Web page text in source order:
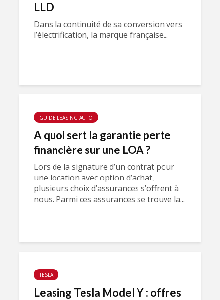
LLD
Dans la continuité de sa conversion vers
l’électrification, la marque française...
GUIDE LEASING AUTO
A quoi sert la garantie perte
financière sur une LOA ?
Lors de la signature d’un contrat pour
une location avec option d’achat,
plusieurs choix d’assurances s’offrent à
nous. Parmi ces assurances se trouve la...
TESLA
Leasing Tesla Model Y : offres